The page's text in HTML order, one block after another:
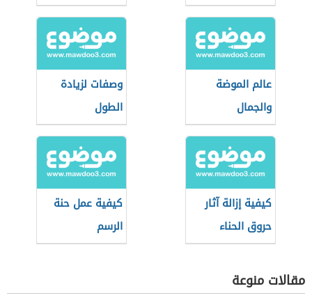
عالم الموضة
والجمال
وصفات لزيادة
الطول
كيفية إزالة آثار
حروق الحناء
كيفية عمل حنة
الرسم
مقالات منوعة